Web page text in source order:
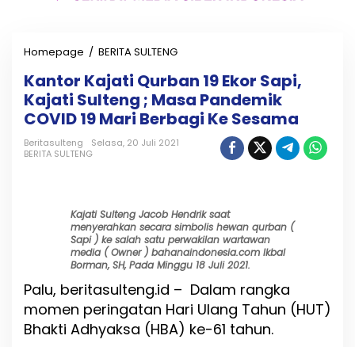
Homepage / BERITA SULTENG
n
t
o
r
K
i
Q
u
r
a
n
1
9
Kantor Kajati Qurban 19 Ekor Sapi,
Kajati Sulteng ; Masa Pandemik
COVID 19 Mari Berbagi Ke Sesama
Beritasulteng
Selasa, 20 Juli 2021
BERITA SULTENG
Kajati Sulteng Jacob Hendrik saat
menyerahkan secara simbolis hewan qurban (
Sapi ) ke salah satu perwakilan wartawan
media ( Owner ) bahanaindonesia.com Ikbal
Borman, SH, Pada Minggu 18 Juli 2021.
Palu, beritasulteng.id – Dalam rangka
momen peringatan Hari Ulang Tahun (HUT)
Bhakti Adhyaksa (HBA) ke-61 tahun.